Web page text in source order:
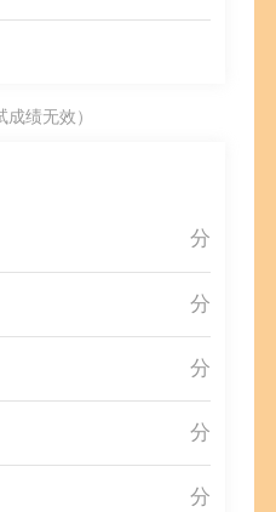
成绩无效）
分
分
分
分
分